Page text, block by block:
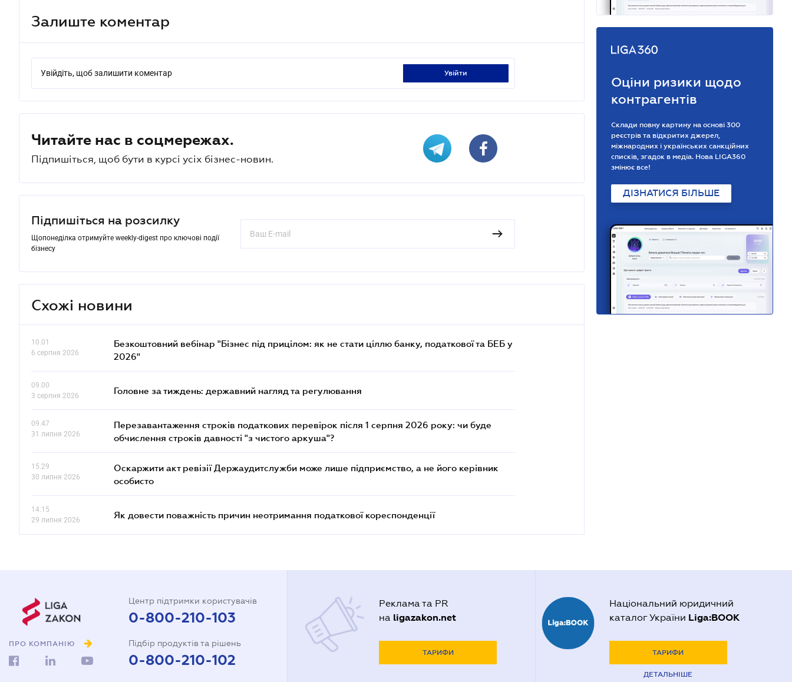
Залиште коментар
Увійдіть, щоб залишити коментар увійти
Читайте нас в соцмережах.
Підпишіться, щоб бути в курсі усіх бізнес-новин.
Підпишіться на розсилку
Щопонеділка отримуйте weekly-digest про ключові події
бізнесу
Схожі новини
10.01
6 серпня 2026
Безкоштовний вебінар "Бізнес під прицілом: як не стати ціллю банку, податкової та БЕБ у
2026"
09.00
3 серпня 2026
Головне за тиждень: державний нагляд та регулювання
09.47
31 липня 2026
Перезавантаження строків податкових перевірок після 1 серпня 2026 року: чи буде
обчислення строків давності "з чистого аркуша"?
15.29
30 липня 2026
Оскаржити акт ревізії Держаудитслужби може лише підприємство, а не його керівник
особисто
14.15
29 липня 2026
Як довести поважність причин неотримання податкової кореспонденції
Оціни ризики щодо
контрагентів
Склади повну картину на основі 300
реєстрів та відкритих джерел,
міжнародних і українських санкційних
списків, згадок в медіа. Нова LIGA360
змінює все!
ДІЗНАТИСЯ БІЛЬШЕ
ПРО КОМПАНІЮ
Центр підтримки користувачів
0-800-210-103
Підбір продуктів та рішень
0-800-210-102
Реклама та PR
на ligazakon.net
ТАРИФИ
Національний юридичний
каталог України Liga:BOOK
ТАРИФИ
ДЕТАЛЬНІШЕ